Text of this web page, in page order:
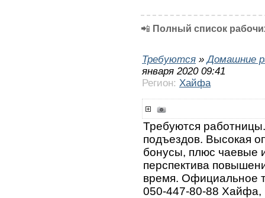
📲 Полный список
Требуются »Домашние
января 2020 09:41
Регион: Хайфа
Требуются
подъездов. Высокая
бонусы, плюс чаевые
перспектива
время. Официальное
050-447-80-88 Хайфа,